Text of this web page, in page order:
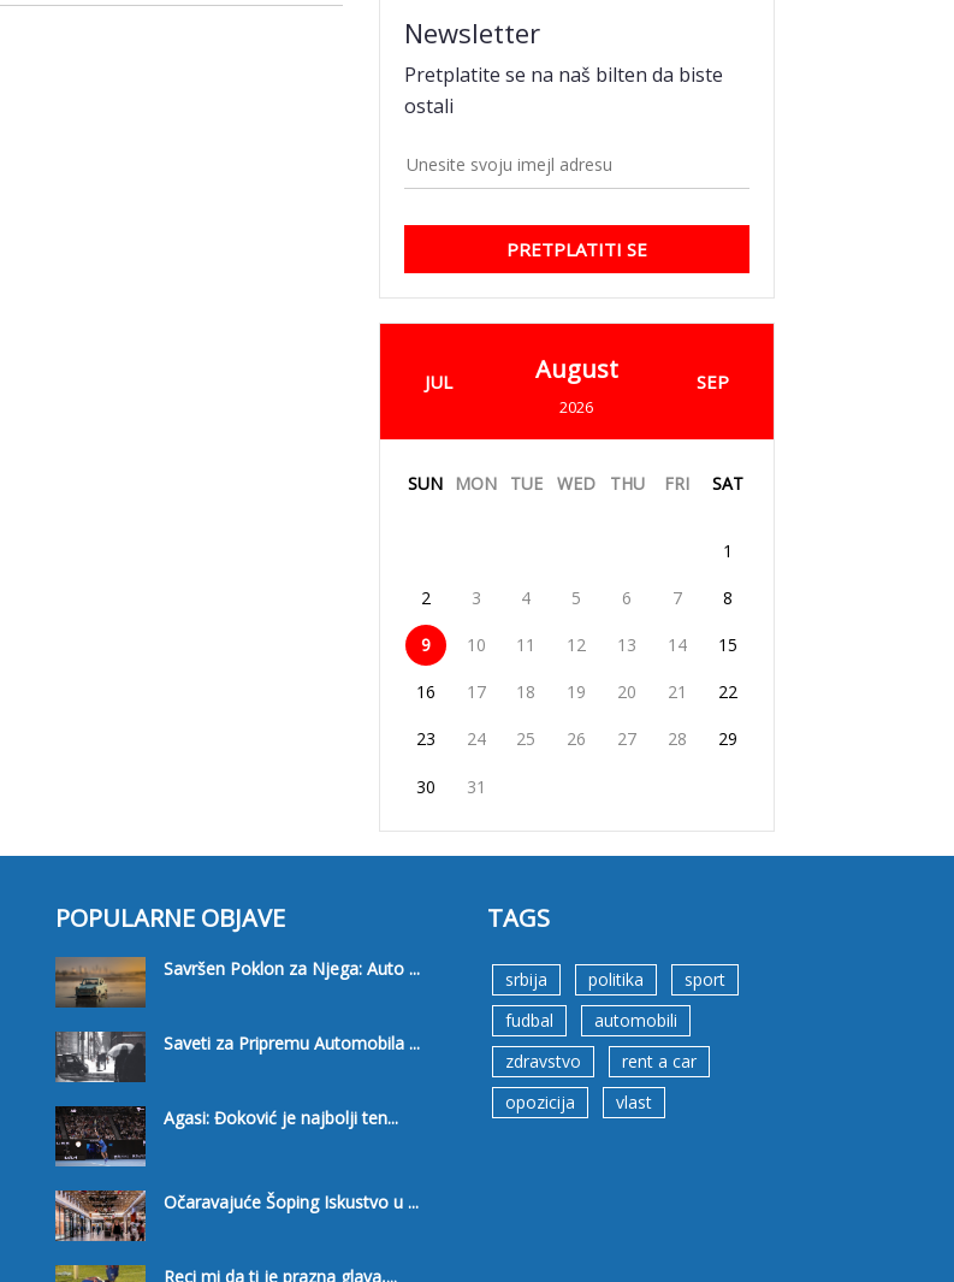
Newsletter
Pretplatite se na naš bilten da biste
ostali
PRETPLATITI SE
JUL August
2026
SEP
SUN MON TUE WED THU FRI SAT
1
2 3 4 5 6 7 8
9 10 11 12 13 14 15
16 17 18 19 20 21 22
23 24 25 26 27 28 29
30 31
POPULARNE OBJAVE
Savršen Poklon za Njega: Auto ...
Saveti za Pripremu Automobila ...
Agasi: Đoković je najbolji ten...
Očaravajuće Šoping Iskustvo u ...
Reci mi da ti je prazna glava,...
TAGS
srbija politika
sport
fudbal
automobili
zdravstvo
rent a car
opozicija
vlast